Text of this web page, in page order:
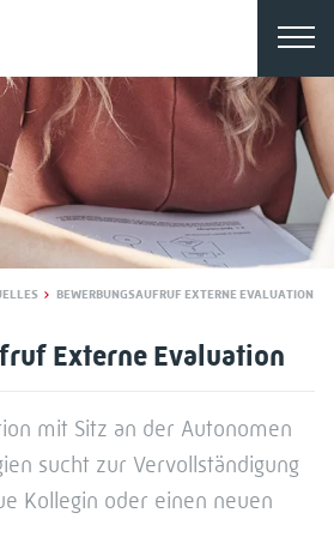
BEWERBUNGSAUFRUF EXTERNE EVALUATION
Externe Evaluation
mit Sitz an der Autonomen
sucht zur Vervollständigung
Kollegin oder einen neuen